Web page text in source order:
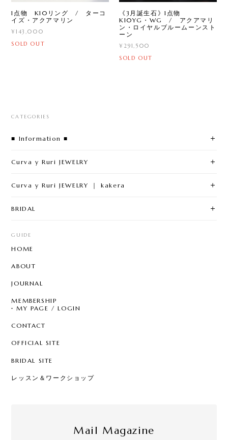
1点物 K10リング / ターコ
イズ・アクアマリン
¥143,000
SOLD OUT
《3月誕生石》1点物
K10YG・WG / アクアマリ
ン・ロイヤルブルームーンスト
ーン
¥291,500
SOLD OUT
CATEGORIES
■ Information ■
Curva y Ruri JEWELRY
Curva y Ruri JEWELRY ｜ kakera
BRIDAL
GUIDE
HOME
ABOUT
JOURNAL
MEMBERSHIP
MY PAGE / LOGIN
CONTACT
OFFICIAL SITE
BRIDAL SITE
レッスン＆ワークショップ
Mail Magazine